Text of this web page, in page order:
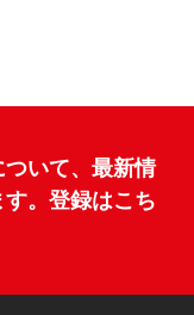
いて、最新情
。登録はこち